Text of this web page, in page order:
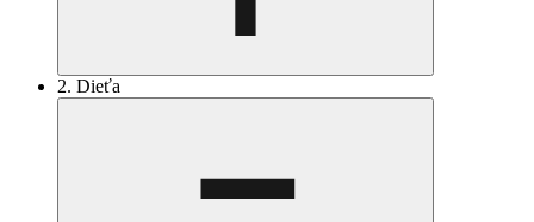
2. Dieťa